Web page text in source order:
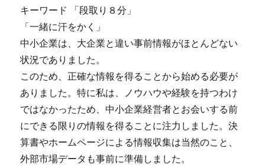
キーワード 「段取り８分」
「一緒に汗をかく」
中小企業は、大企業と違い事前情報がほとんどない
状況でありました。
このため、正確な情報を得ることから始める必要が
ありました。特に私は、ノウハウや経験を持つわけ
ではなかったため、中小企業経営者とお会いする前
にできる限りの情報を得ることに注力しました。決
算書やホームページによる情報収集は当然のこと、
外部市場データも事前に準備しました。